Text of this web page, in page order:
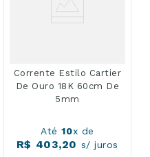
Corrente Estilo Cartier
De Ouro 18K 60cm De
5mm
Até10x de
R$ 403,20 s/ juros